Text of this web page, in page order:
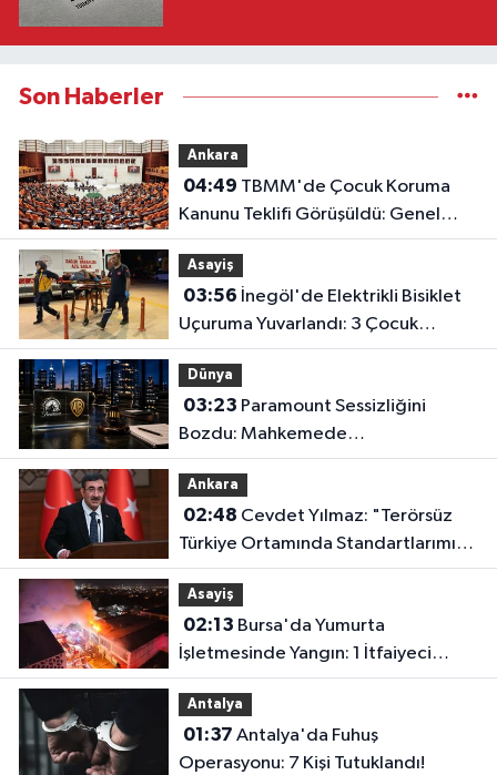
Son Haberler
Ankara
04:49
Kanunu Teklifi Görüşüldü: Genel
Kurul Tamamlandı!
Asayiş
03:56
Uçuruma Yuvarlandı: 3 Çocuk
Yaralandı!
Dünya
03:23
Bozdu: Mahkemede
Kazanacağımıza İnanıyoruz!
Ankara
02:48
Türkiye Ortamında Standartlarımızı
Yükselteceğiz"
Asayiş
02:13
İşletmesinde Yangın: 1 İtfaiyeci
Dumandan Etkilendi
Antalya
01:37
Operasyonu: 7 Kişi Tutuklandı!